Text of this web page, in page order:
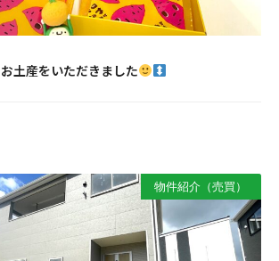
土産をいただきました
物件紹介（売買）